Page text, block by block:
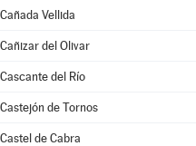
Cañada Vellida
Cañizar del Olivar
Cascante del Río
Castejón de Tornos
Castel de Cabra